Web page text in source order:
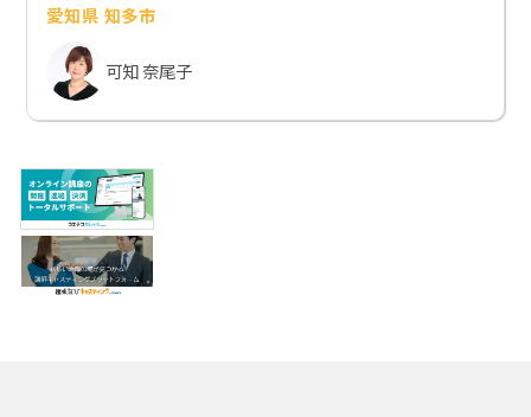
愛知県 知多市
可知 奈尾子